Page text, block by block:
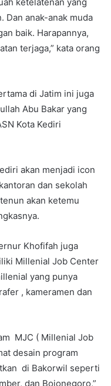
Dan anak-anak muda
baik. Harapannya,
terjaga,” kata orang
di Jatim ini juga
Abu Bakar yang
Kota Kediri
akan menjadi icon
dan sekolah
akan ketemu
Khofifah juga
Millenial Job Center
yang punya
, kameramen dan
MJC ( Millenial Job
desain program
di Bakorwil seperti
dan Bojonegoro,”